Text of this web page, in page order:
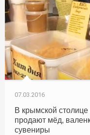
07.03.2016
В крымской
продают мёд,
сувениры